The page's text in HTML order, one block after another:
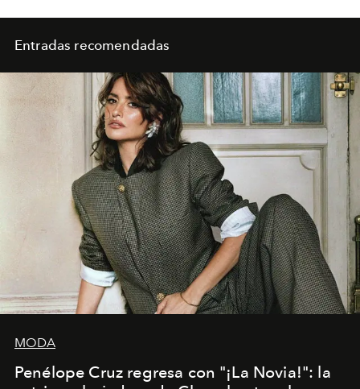
Entradas recomendadas
MODA
Penélope Cruz regresa con "¡La Novia!": la